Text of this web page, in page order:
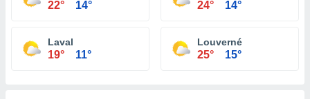
22° 14° 24° 14°
Laval
19° 11°
Louverné
25° 15°